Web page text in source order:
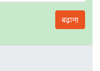
बढ़ाना